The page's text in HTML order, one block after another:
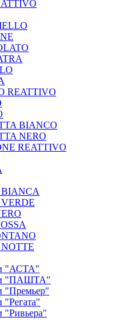
REATTIVO
BIANCO
NERO
REATTIVO
"АСТА"
"ПАШТА"
"Премьер"
"Регата"
"Ривьера"